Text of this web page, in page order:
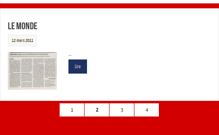
Le Monde
12 mars 2011
…
Lire
1 2 3 4